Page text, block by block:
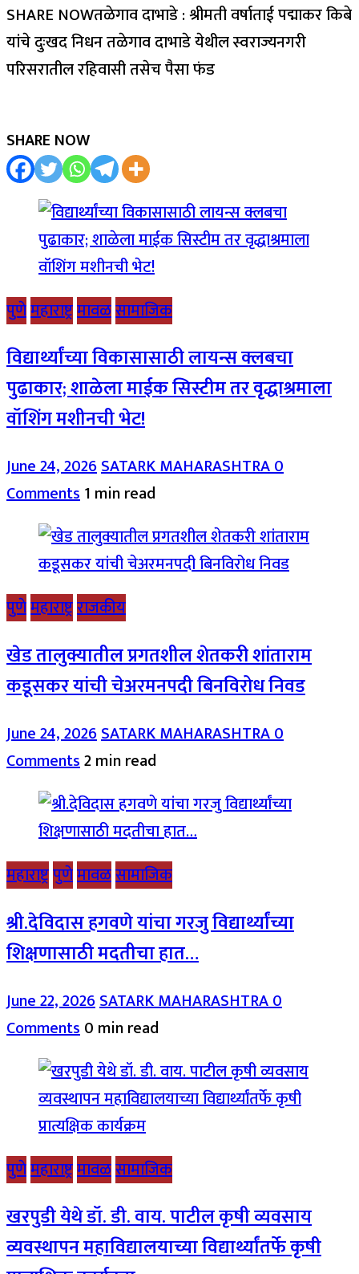
SHARE NOWतळेगाव दाभाडे : श्रीमती वर्षाताई पद्माकर किबे
यांचे दुःखद निधन तळेगाव दाभाडे येथील स्वराज्यनगरी
परिसरातील रहिवासी तसेच पैसा फंड
SHARE NOW
पुणेमहाराष्ट्रमावळसामाजिक
विद्यार्थ्यांच्या विकासासाठी लायन्स क्लबचा
पुढाकार; शाळेला माईक सिस्टीम तर वृद्धाश्रमाला
वॉशिंग मशीनची भेट!
June 24, 2026SATARK MAHARASHTRA0
Comments1 min read
पुणेमहाराष्ट्रराजकीय
खेड तालुक्यातील प्रगतशील शेतकरी शांताराम
कडूसकर यांची चेअरमनपदी बिनविरोध निवड
June 24, 2026SATARK MAHARASHTRA0
Comments2 min read
महाराष्ट्रपुणेमावळसामाजिक
श्री.देविदास हगवणे यांचा गरजु विद्यार्थ्यांच्या
शिक्षणासाठी मदतीचा हात…
June 22, 2026SATARK MAHARASHTRA0
Comments0 min read
पुणेमहाराष्ट्रमावळसामाजिक
खरपुडी येथे डॉ. डी. वाय. पाटील कृषी व्यवसाय
व्यवस्थापन महाविद्यालयाच्या विद्यार्थ्यांतर्फे कृषी